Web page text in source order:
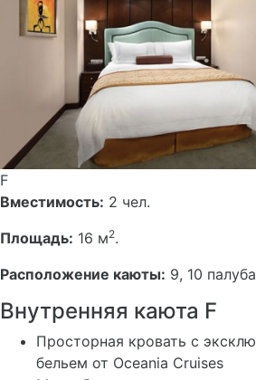
F
Вместимость: 2 чел.
Площадь: 16 м2.
Расположение каюты: 9, 10 палуба
Внутренняя каюта F
Просторная кровать с
бельем от Oceania Cruises